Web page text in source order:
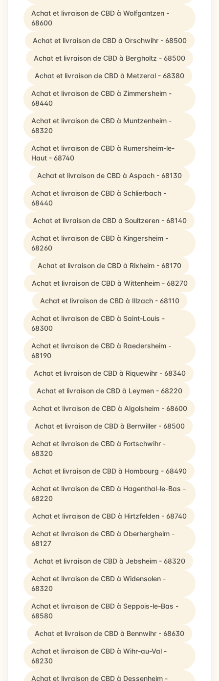
Achat et livraison de CBD à Wolfgantzen -
68600
Achat et livraison de CBD à Orschwihr - 68500
Achat et livraison de CBD à Bergholtz - 68500
Achat et livraison de CBD à Metzeral - 68380
Achat et livraison de CBD à Zimmersheim -
68440
Achat et livraison de CBD à Muntzenheim -
68320
Achat et livraison de CBD à Rumersheim-le-
Haut - 68740
Achat et livraison de CBD à Aspach - 68130
Achat et livraison de CBD à Schlierbach -
68440
Achat et livraison de CBD à Soultzeren - 68140
Achat et livraison de CBD à Kingersheim -
68260
Achat et livraison de CBD à Rixheim - 68170
Achat et livraison de CBD à Wittenheim - 68270
Achat et livraison de CBD à Illzach - 68110
Achat et livraison de CBD à Saint-Louis -
68300
Achat et livraison de CBD à Raedersheim -
68190
Achat et livraison de CBD à Riquewihr - 68340
Achat et livraison de CBD à Leymen - 68220
Achat et livraison de CBD à Algolsheim - 68600
Achat et livraison de CBD à Berrwiller - 68500
Achat et livraison de CBD à Fortschwihr -
68320
Achat et livraison de CBD à Hombourg - 68490
Achat et livraison de CBD à Hagenthal-le-Bas -
68220
Achat et livraison de CBD à Hirtzfelden - 68740
Achat et livraison de CBD à Oberhergheim -
68127
Achat et livraison de CBD à Jebsheim - 68320
Achat et livraison de CBD à Widensolen -
68320
Achat et livraison de CBD à Seppois-le-Bas -
68580
Achat et livraison de CBD à Bennwihr - 68630
Achat et livraison de CBD à Wihr-au-Val -
68230
Achat et livraison de CBD à Dessenheim -